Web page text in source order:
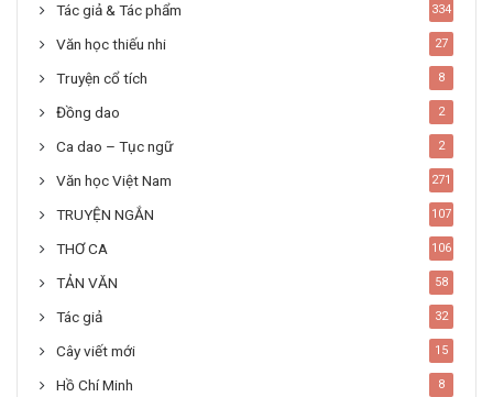
Tác giả & Tác phẩm 334
Văn học thiếu nhi 27
Truyện cổ tích 8
Đồng dao 2
Ca dao – Tục ngữ 2
Văn học Việt Nam 271
TRUYỆN NGẮN 107
THƠ CA 106
TẢN VĂN 58
Tác giả 32
Cây viết mới 15
Hồ Chí Minh 8